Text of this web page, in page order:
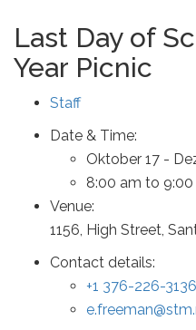
Last Day of
Year Picnic
Staff
Date & Time:
Oktober 17 -
8:00 am to
Venue:
1156, High Street,
Contact details:
+1 376-226-3136